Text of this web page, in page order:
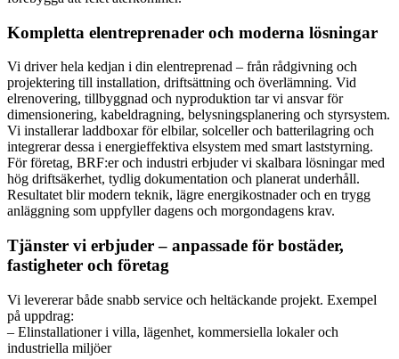
Kompletta elentreprenader och moderna lösningar
Vi driver hela kedjan i din elentreprenad – från rådgivning och
projektering till installation, driftsättning och överlämning. Vid
elrenovering, tillbyggnad och nyproduktion tar vi ansvar för
dimensionering, kabeldragning, belysningsplanering och styrsystem.
Vi installerar laddboxar för elbilar, solceller och batterilagring och
integrerar dessa i energieffektiva elsystem med smart laststyrning.
För företag, BRF:er och industri erbjuder vi skalbara lösningar med
hög driftsäkerhet, tydlig dokumentation och planerat underhåll.
Resultatet blir modern teknik, lägre energikostnader och en trygg
anläggning som uppfyller dagens och morgondagens krav.
Tjänster vi erbjuder – anpassade för bostäder,
fastigheter och företag
Vi levererar både snabb service och heltäckande projekt. Exempel
på uppdrag:
– Elinstallationer i villa, lägenhet, kommersiella lokaler och
industriella miljöer